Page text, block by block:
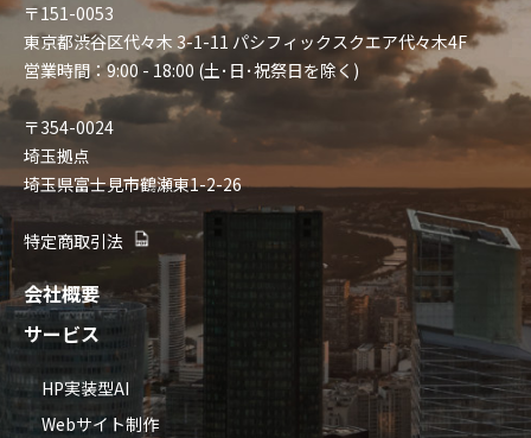
〒151-0053
東京都渋谷区代々木 3-1-11 パシフィックスクエア代々木4F
営業時間：9:00 - 18:00 (土･日･祝祭日を除く)
〒354-0024
埼玉拠点
埼玉県富士見市鶴瀬東1-2-26
特定商取引法
会社概要
サービス
HP実装型AI
Webサイト制作